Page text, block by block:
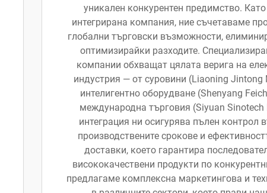
уникален конкурентен предимство.
интегрирана компания, ние съчетаваме
глобални търговски възможности,
оптимизирайки разходите.
компании обхващат цялата верига на
индустрия — от суровини (Liaoning
интелигентно оборудване (Shenyang
международна търговия (Siyuan Sinotech
интеграция ни осигурява пълен контрол
производствените срокове и
доставки, което гарантира
висококачествени продукти по
предлагаме комплексна маркетингова и